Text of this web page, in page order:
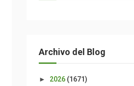
Archivo del Blog
► 2026 (1671)